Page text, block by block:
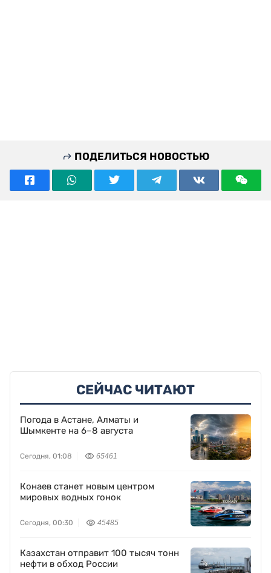
ПОДЕЛИТЬСЯ НОВОСТЬЮ
СЕЙЧАС ЧИТАЮТ
Погода в Астане, Алматы и
Шымкенте на 6–8 августа
Сегодня, 01:08 65461
Конаев станет новым центром
мировых водных гонок
Сегодня, 00:30 45485
Казахстан отправит 100 тысяч тонн
нефти в обход России